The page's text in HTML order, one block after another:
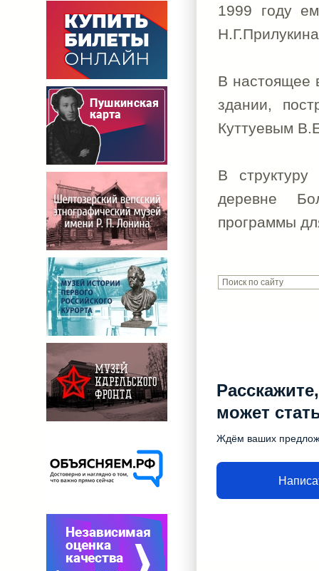
1999 году
В настоящее
здании,
Куттуевым
В
деревне
программы
может
Ждём ваших